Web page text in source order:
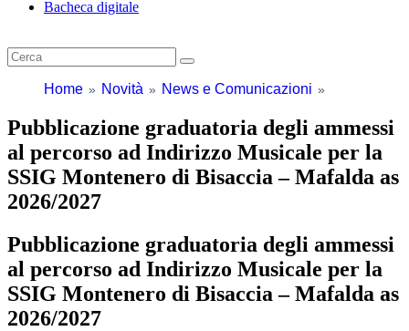
Bacheca digitale
Home Novità News e Comunicazioni
Pubblicazione graduatoria degli ammessi
al percorso ad Indirizzo Musicale per la
SSIG Montenero di Bisaccia – Mafalda as
2026/2027
Pubblicazione graduatoria degli ammessi
al percorso ad Indirizzo Musicale per la
SSIG Montenero di Bisaccia – Mafalda as
2026/2027